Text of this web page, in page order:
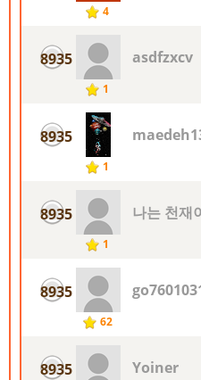
4
8935
1
asdfzxcv
8935
1
8935
1
나는 천재
8935
62
8935 Yoiner